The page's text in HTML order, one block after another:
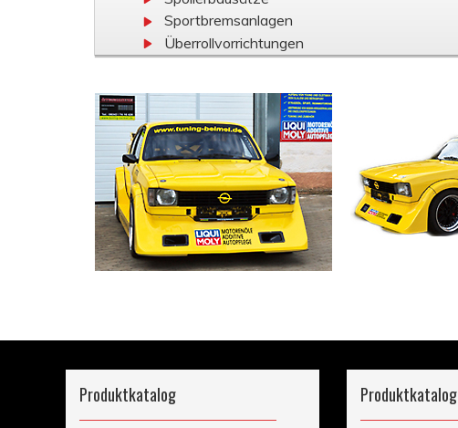
Sportbremsanlagen
Überrollvorrichtungen
Produktkatalog Produktkatalog